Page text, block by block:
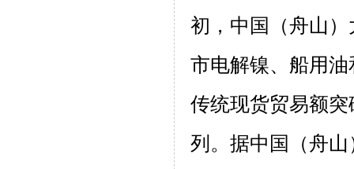
初，中国（舟山
市电解镍、船用
传统现货贸易额突
列。据中国（舟